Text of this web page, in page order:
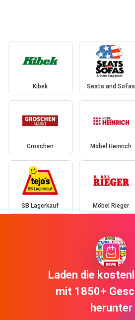
Kibek Seats and Sofas
Groschen Möbel Heinrich
SB Lagerkauf Möbel Rieger
Laden die
mit 1850+
herunter